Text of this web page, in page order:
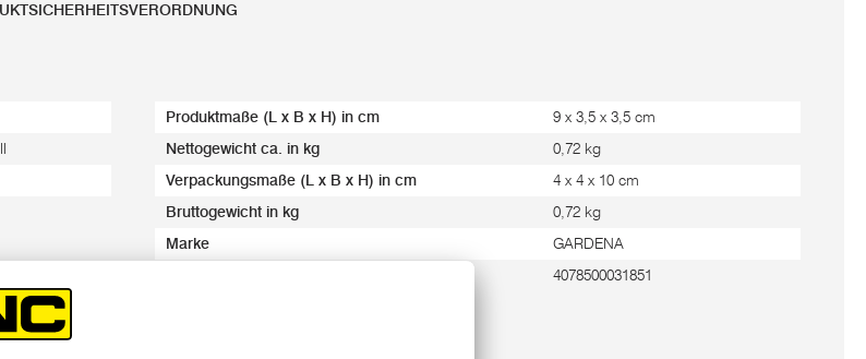
Produktmaße (L x B x H) in cm 9 x 3,5 x 3,5 cm
Nettogewicht ca. in kg 0,72 kg
Verpackungsmaße (L x B x H) in cm 4 x 4 x 10 cm
Bruttogewicht in kg 0,72 kg
Marke GARDENA
4078500031851